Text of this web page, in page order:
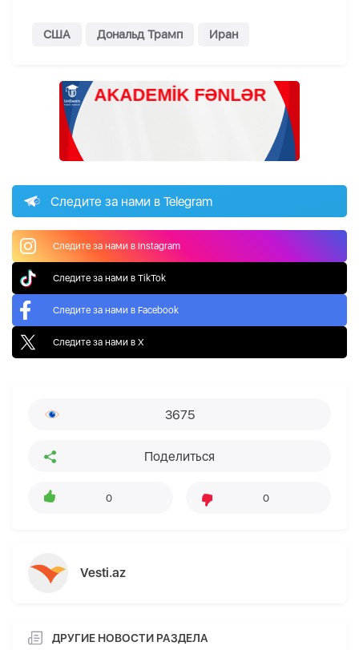
США Дональд Трамп Иран
Следите за нами в Telegram
Следите за нами в Instagram
Следите за нами в TikTok
Следите за нами в Facebook
Следите за нами в X
3675
Поделиться
0 0
Vesti.az
ДРУГИЕ НОВОСТИ РАЗДЕЛА